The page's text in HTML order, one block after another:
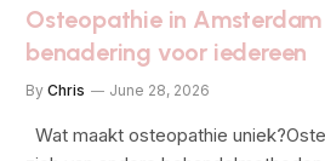
Osteopathie in Amsterdam
benadering voor iedereen
By Chris June 28, 2026
Wat maakt osteopathie